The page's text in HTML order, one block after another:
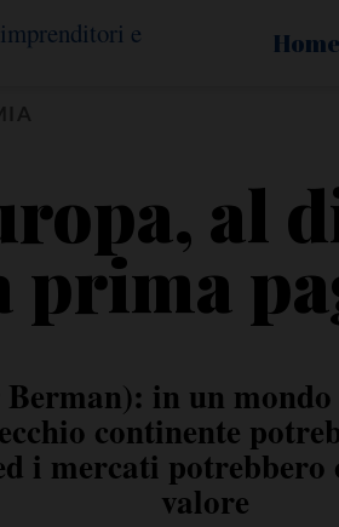
Home
al
prima
in un
continente
i mercati
valore